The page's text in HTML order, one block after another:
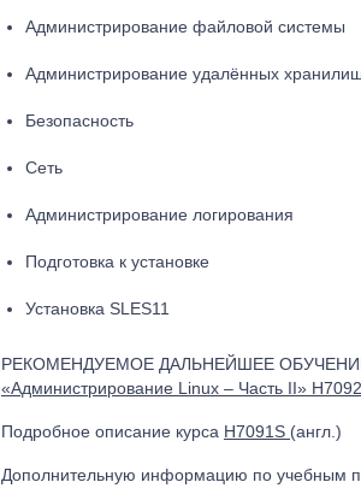
Администрирование файловой системы
Администрирование удалённых
Безопасность
Сеть
Администрирование логирования
Подготовка к установке
Установка SLES11
РЕКОМЕНДУЕМОЕ ДАЛЬНЕЙШЕЕ
«Администрирование Linux – Часть II»
Подробное описание курса H7091S (англ.)
Дополнительную информацию по учебным